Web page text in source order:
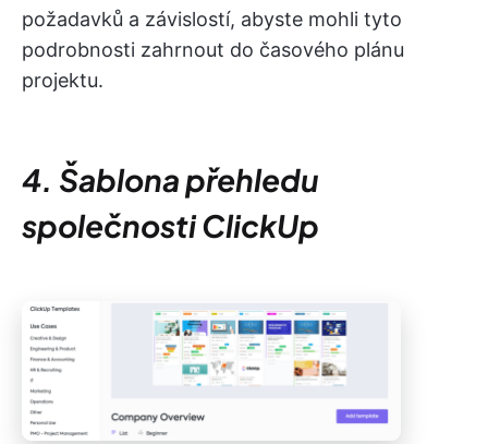
požadavků a závislostí, abyste mohli tyto
podrobnosti zahrnout do časového plánu
projektu.
4. Šablona přehledu
společnosti ClickUp